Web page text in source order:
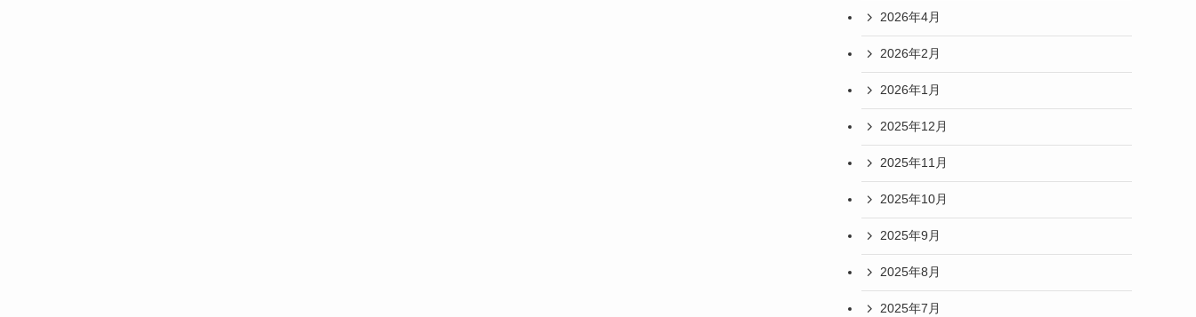
2026年4月
2026年2月
2026年1月
2025年12月
2025年11月
2025年10月
2025年9月
2025年8月
2025年7月